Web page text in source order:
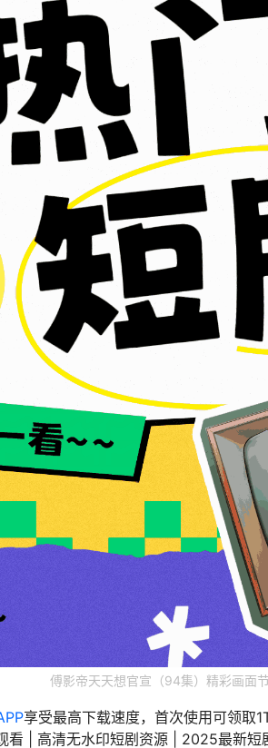
傅影帝天天想官宣（94集）精彩画面
享受最高下载速度，首次使用可领取
看 | 高清无水印短剧资源 | 2025最新短